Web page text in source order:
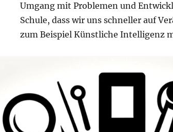
Umgang mit Problemen und
Schule, dass wir uns schneller auf
zum Beispiel Künstliche Intelligenz